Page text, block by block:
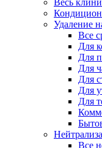
Весь
Удаление
Все
Для
Для
Для
Для
Для
Для
Все